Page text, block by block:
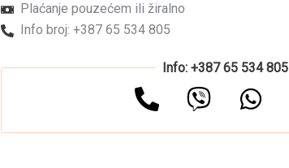
Plaćanje pouzećem ili žiralno
Info broj: +387 65 534 805
Info: +387 65 534 805